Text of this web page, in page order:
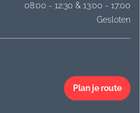
08:00 - 12:30 & 13:00 - 17:00
Gesloten
Plan je route